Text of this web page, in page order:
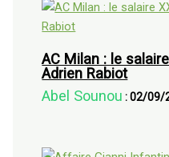
AC Milan : le
Adrien Rabiot
Abel Sounou :02/09/